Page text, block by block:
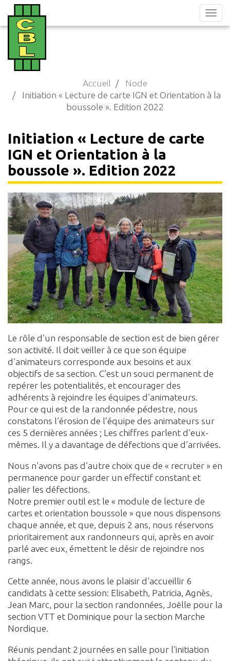
Aller
au
contenu
principal
Accueil
Node
Initiation « Lecture de carte IGN et Orientation à la
boussole ». Edition 2022
Initiation « Lecture de carte
IGN et Orientation à la
boussole ». Edition 2022
Le rôle d’un responsable de section est de bien gérer
son activité. Il doit veiller à ce que son équipe
d’animateurs corresponde aux besoins et aux
objectifs de sa section. C’est un souci permanent de
repérer les potentialités, et encourager des
adhérents à rejoindre les équipes d’animateurs.
Pour ce qui est de la randonnée pédestre, nous
constatons l’érosion de l’équipe des animateurs sur
ces 5 dernières années ; Les chiffres parlent d’eux-
mêmes. Il y a davantage de défections que d’arrivées.
Nous n’avons pas d’autre choix que de « recruter » en
permanence pour garder un effectif constant et
palier les défections.
Notre premier outil est le « module de lecture de
cartes et orientation boussole » que nous dispensons
chaque année, et que, depuis 2 ans, nous réservons
prioritairement aux randonneurs qui, après en avoir
parlé avec eux, émettent le désir de rejoindre nos
rangs.
Cette année, nous avons le plaisir d’accueillir 6
candidats à cette session: Elisabeth, Patricia, Agnès,
Jean Marc, pour la section randonnées, Joëlle pour la
section VTT et Dominique pour la section Marche
Nordique.
Réunis pendant 2 journées en salle pour l’initiation